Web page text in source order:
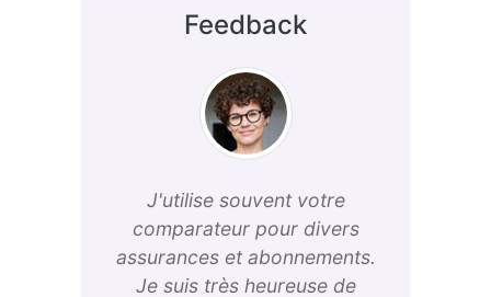
Feedback
J'utilise souvent votre
comparateur pour divers
assurances et abonnements.
Je suis très heureuse de